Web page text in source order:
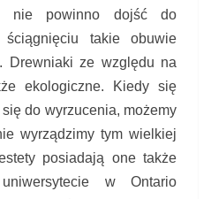
nie powinno dojść do
takie obuwie
Drewniaki ze względu na
ekologiczne. Kiedy się
do wyrzucenia, możemy
wyrządzimy tym wielkiej
posiadają one także
w Ontario